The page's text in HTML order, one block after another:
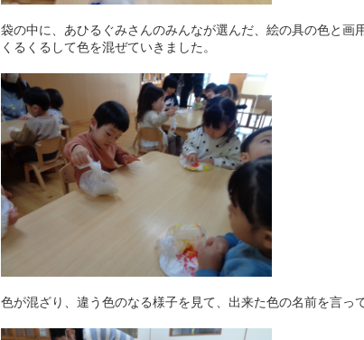
袋の中に、あひるぐみさんのみんなが選んだ、絵の具の色と画
くるくるして色を混ぜていきました。
色が混ざり、違う色のなる様子を見て、出来た色の名前を言っ